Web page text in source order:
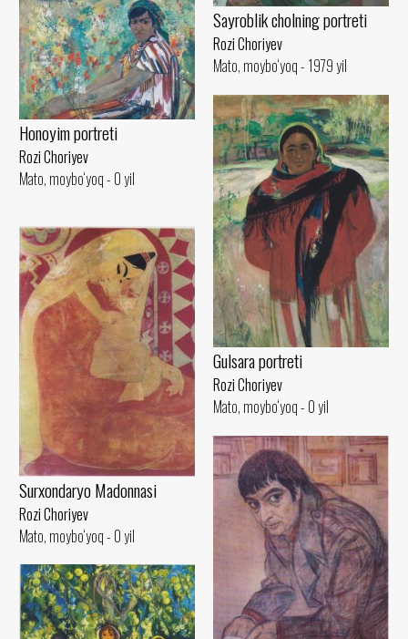
Sayroblik cholning portreti
Rozi Choriyev
Mato, moybo‘yoq - 1979 yil
Honoyim portreti
Rozi Choriyev
Mato, moybo‘yoq - 0 yil
Gulsara portreti
Rozi Choriyev
Mato, moybo‘yoq - 0 yil
Surxondaryo Madonnasi
Rozi Choriyev
Mato, moybo‘yoq - 0 yil